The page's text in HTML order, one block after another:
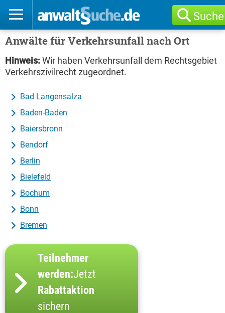
Suche
Anwälte für Verkehrsunfall nach Ort
Hinweis:Wir haben Verkehrsunfall dem Rechtsgebiet
Verkehrszivilrecht zugeordnet.
Bad Langensalza
Baden-Baden
Baiersbronn
Bendorf
Berlin
Bielefeld
Bochum
Bonn
Bremen
Teilnehmer
werden:Jetzt
Rabattaktion
sichern